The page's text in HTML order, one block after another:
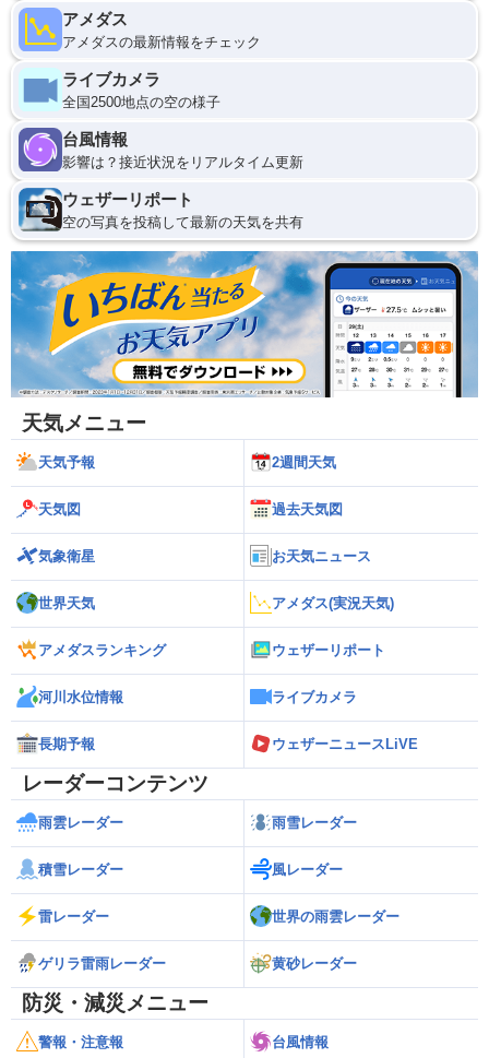
アメダス
アメダスの最新情報をチェック
ライブカメラ
全国2500地点の空の様子
台風情報
影響は？接近状況をリアルタイム更新
ウェザーリポート
空の写真を投稿して最新の天気を共有
天気メニュー
天気予報 2週間天気
天気図 過去天気図
気象衛星 お天気ニュース
世界天気 アメダス(実況天気)
アメダスランキング ウェザーリポート
河川水位情報 ライブカメラ
長期予報 ウェザーニュースLiVE
レーダーコンテンツ
雨雲レーダー 雨雪レーダー
積雪レーダー 風レーダー
雷レーダー 世界の雨雲レーダー
ゲリラ雷雨レーダー 黄砂レーダー
防災・減災メニュー
警報・注意報 台風情報